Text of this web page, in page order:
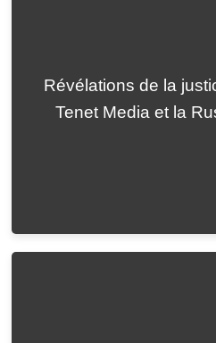
Révélations de la
Tenet Media et la